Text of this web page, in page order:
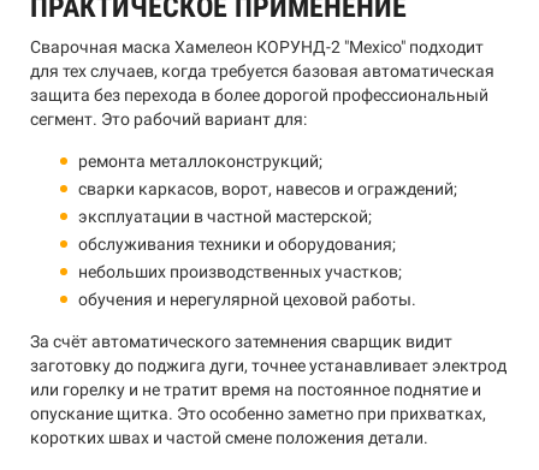
Сварочная маска Хамелеон КОРУНД-2 "Mexico" подходит
для тех случаев, когда требуется базовая автоматическая
защита без перехода в более дорогой профессиональный
сегмент. Это рабочий вариант для:
ремонта металлоконструкций;
сварки каркасов, ворот, навесов и ограждений;
эксплуатации в частной мастерской;
обслуживания техники и оборудования;
небольших производственных участков;
обучения и нерегулярной цеховой работы.
За счёт автоматического затемнения сварщик видит
заготовку до поджига дуги, точнее устанавливает электрод
или горелку и не тратит время на постоянное поднятие и
опускание щитка. Это особенно заметно при прихватках,
коротких швах и частой смене положения детали.